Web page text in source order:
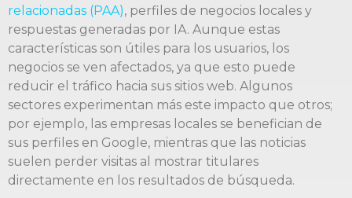
relacionadas (PAA), perfiles de negocios locales y
respuestas generadas por IA. Aunque estas
características son útiles para los usuarios, los
negocios se ven afectados, ya que esto puede
reducir el tráfico hacia sus sitios web. Algunos
sectores experimentan más este impacto que otros;
por ejemplo, las empresas locales se benefician de
sus perfiles en Google, mientras que las noticias
suelen perder visitas al mostrar titulares
directamente en los resultados de búsqueda.